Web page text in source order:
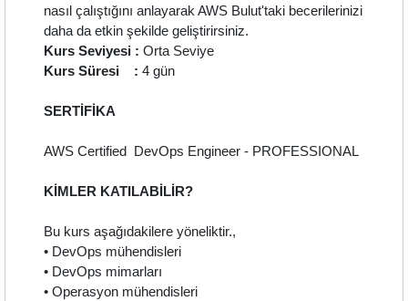
nasıl çalıştığını anlayarak AWS Bulut'taki becerilerinizi
daha da etkin şekilde geliştirirsiniz.
Kurs Seviyesi : Orta Seviye
Kurs Süresi : 4 gün
SERTİFİKA
AWS Certified DevOps Engineer - PROFESSIONAL
KİMLER KATILABİLİR?
Bu kurs aşağıdakilere yöneliktir.,
• DevOps mühendisleri
• DevOps mimarları
• Operasyon mühendisleri